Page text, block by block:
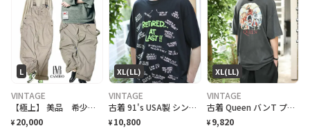
L
VINTAGE
【極上】 美品 希少 CAMBIO カンビオRAラインクロスバックオーバーオールL
¥ 20,000
XL(LL)
VINTAGE
古着 91's USA製 シングルステッチ 退職記念 Tシャツ プリントTシャツ
¥ 10,800
XL(LL)
VINTAGE
古着 Queen バンT プリントTシャツ Tシャツ 半袖Tシャフェード
¥ 9,820